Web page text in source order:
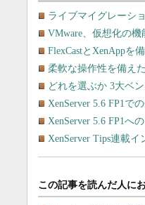
ライブマイグレーシ
VMware、仮想化の機
FlexCastとXenAppを
柔軟な操作性を備え
どれを選ぶか 3大ベ
XenServer 5.6 FP1で
XenServer 5.6 FP1へ
XenServer Tips連載イ